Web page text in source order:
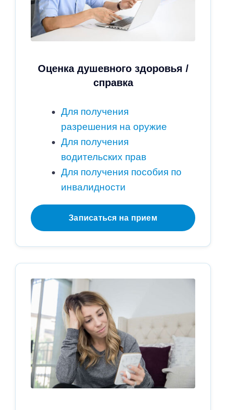
Оценка душевного здоровья /
справка
Для получения
разрешения на оружие
Для получения
водительских прав
Для получения пособия по
инвалидности
Записаться на прием